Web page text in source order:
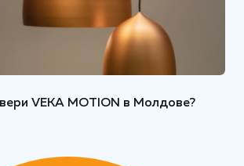
VEKA MOTION в Молдове?